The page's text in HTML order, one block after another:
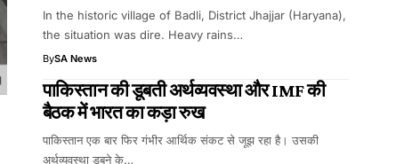
​In the historic village of Badli, District Jhajjar (Haryana),
the situation was dire. Heavy rains…
BySA News
पाकिस्तान की डूबती अर्थव्यवस्था और IMF की
बैठक में भारत का कड़ा रुख
पाकिस्तान एक बार फिर गंभीर आर्थिक संकट से जूझ रहा है। उसकी
अर्थव्यवस्था डूबने के…